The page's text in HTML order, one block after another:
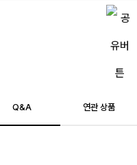
Q&A 연관 상품